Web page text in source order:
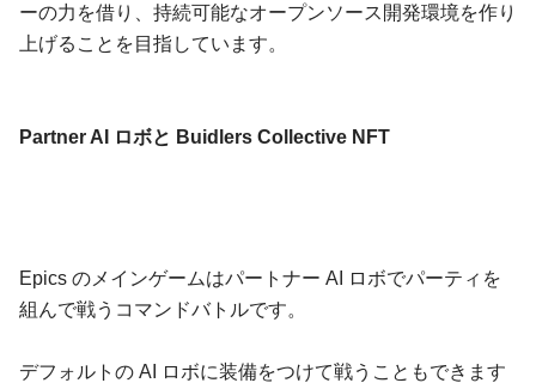
ーの力を借り、持続可能なオープンソース開発環境を作り
上げることを目指しています。
Partner AI ロボと Buidlers Collective NFT
Epics のメインゲームはパートナー AI ロボでパーティを
組んで戦うコマンドバトルです。
デフォルトの AI ロボに装備をつけて戦うこともできます